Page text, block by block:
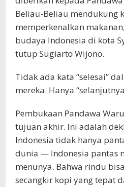
Beliau-Beliau mendukung
memperkenalkan
budaya Indonesia di kota
tutup Sugiarto Wijono.
Tidak ada kata “selesai”
mereka. Hanya
Pembukaan Pandawa
tujuan akhir. Ini adalah
Indonesia tidak hanya
dunia — Indonesia pantas
menunya. Bahwa rindu
secangkir kopi yang tepat